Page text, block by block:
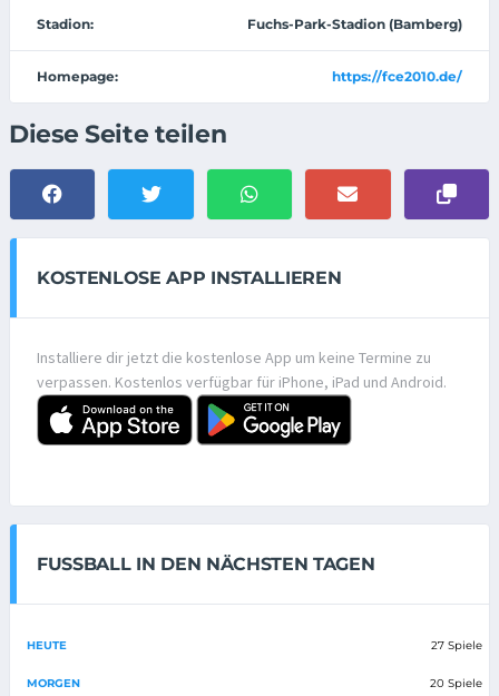
Stadion: Fuchs-Park-Stadion (Bamberg)
Homepage: https://fce2010.de/
Diese Seite teilen
KOSTENLOSE APP INSTALLIEREN
Installiere dir jetzt die kostenlose App um keine Termine zu
verpassen. Kostenlos verfügbar für iPhone, iPad und Android.
FUSSBALL IN DEN NÄCHSTEN TAGEN
HEUTE 27 Spiele
MORGEN 20 Spiele